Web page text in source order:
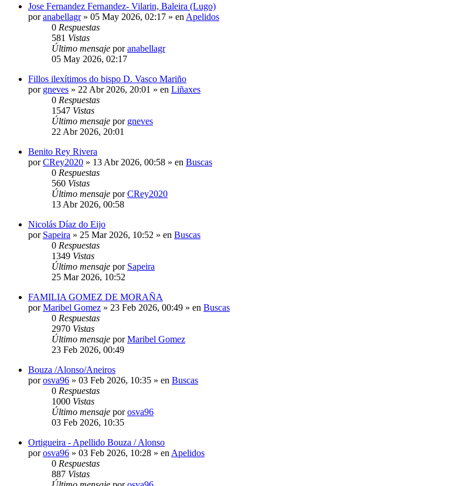
Jose Fernandez Fernandez- Vilarin, Baleira (Lugo)
poranabellagr» 05 May 2026, 02:17 » en Apelidos
0 Respuestas
581 Vistas
Último mensaje poranabellagr
05 May 2026, 02:17
Fillos ilexítimos do bispo D. Vasco Mariño
por gneves » 22 Abr 2026, 20:01 » en Liñaxes
0 Respuestas
1547 Vistas
Último mensaje por gneves
22 Abr 2026, 20:01
Benito Rey Rivera
porCRey2020 » 13 Abr 2026, 00:58 » en Buscas
0 Respuestas
560 Vistas
Último mensaje porCRey2020
13 Abr 2026, 00:58
Nicolás Díaz do Eijo
por Sapeira » 25 Mar 2026, 10:52 » en Buscas
0 Respuestas
1349 Vistas
Último mensaje por Sapeira
25 Mar 2026, 10:52
FAMILIA GOMEZ DE MORAÑA
porMaribel Gomez » 23 Feb 2026, 00:49 » en Buscas
0 Respuestas
2970 Vistas
Último mensaje porMaribel Gomez
23 Feb 2026, 00:49
Bouza /Alonso/Aneiros
porosva96 » 03 Feb 2026, 10:35 » en Buscas
0 Respuestas
1000 Vistas
Último mensaje porosva96
03 Feb 2026, 10:35
Ortigueira - Apellido Bouza / Alonso
porosva96 » 03 Feb 2026, 10:28 » en Apelidos
0 Respuestas
887 Vistas